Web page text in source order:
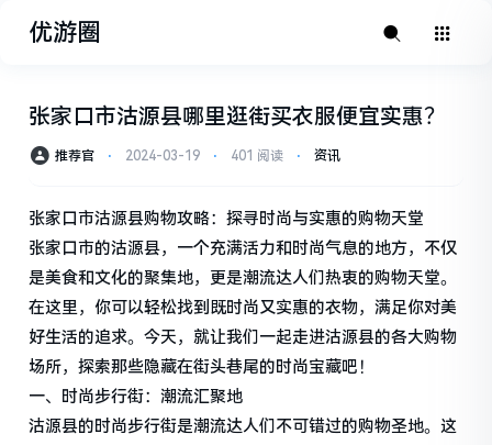
优游圈
张家口市沽源县哪里逛街买衣服便宜实惠？
推荐官 ⋅ 2024-03-19 ⋅ 401 阅读 ⋅ 资讯
张家口市沽源县购物攻略：探寻时尚与实惠的购物天堂
张家口市的沽源县，一个充满活力和时尚气息的地方，不仅
是美食和文化的聚集地，更是潮流达人们热衷的购物天堂。
在这里，你可以轻松找到既时尚又实惠的衣物，满足你对美
好生活的追求。今天，就让我们一起走进沽源县的各大购物
场所，探索那些隐藏在街头巷尾的时尚宝藏吧！
一、时尚步行街：潮流汇聚地
沽源县的时尚步行街是潮流达人们不可错过的购物圣地。这